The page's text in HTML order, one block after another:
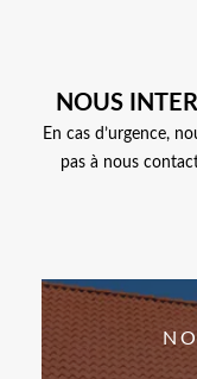
NOUS
En cas d’urgence,
pas à nous